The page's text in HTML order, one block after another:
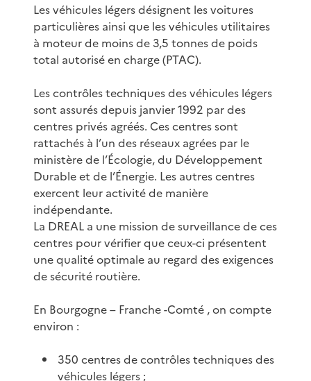
Les véhicules légers désignent les voitures
particulières ainsi que les véhicules utilitaires
à moteur de moins de 3,5 tonnes de poids
total autorisé en charge (PTAC).
Les contrôles techniques des véhicules légers
sont assurés depuis janvier 1992 par des
centres privés agréés. Ces centres sont
rattachés à l’un des réseaux agrées par le
ministère de l’Écologie, du Développement
Durable et de l’Énergie. Les autres centres
exercent leur activité de manière
indépendante.
La DREAL a une mission de surveillance de ces
centres pour vérifier que ceux-ci présentent
une qualité optimale au regard des exigences
de sécurité routière.
En Bourgogne – Franche -Comté , on compte
environ :
350 centres de contrôles techniques des
véhicules légers ;